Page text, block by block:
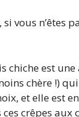
si vous n’êtes
chiche est
chère !)
et elle est
crêpes aux